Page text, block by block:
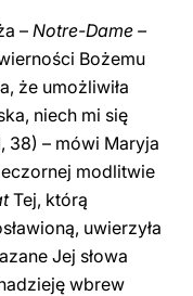
– Notre-Dame –
Bożemu
że umożliwiła
niech mi się
38) – mówi Maryja
modlitwie
Tej, którą
uwierzyła
Jej słowa
wbrew